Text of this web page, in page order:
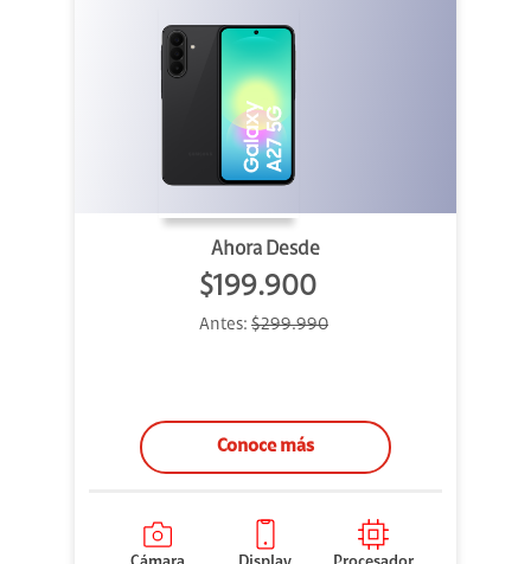
Ahora Desde
$199.900
Antes: $299.990
Conoce más